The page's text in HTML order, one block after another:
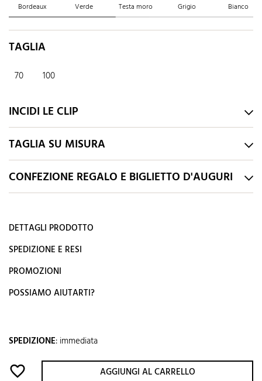
Bordeaux Verde Testa moro Grigio Bianco
TAGLIA
70 100
INCIDI LE CLIP
TAGLIA SU MISURA
CONFEZIONE REGALO E BIGLIETTO D'AUGURI
DETTAGLI PRODOTTO
SPEDIZIONE E RESI
PROMOZIONI
POSSIAMO AIUTARTI?
SPEDIZIONE: immediata
favorite_border AGGIUNGI AL CARRELLO